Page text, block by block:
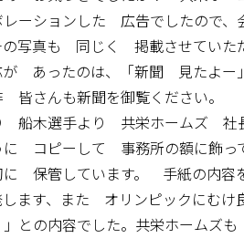
ーションした 広告でしたので、
写真も 同じく 掲載させていた
あったのは、「新聞 見たよ
皆さんも新聞を御覧ください。
木選手より 共栄ホームズ 社
コピーして 事務所の額に飾っ
保管しています。 手紙の内容
ます、また オリンピックにむけ
との内容でした。共栄ホームズも